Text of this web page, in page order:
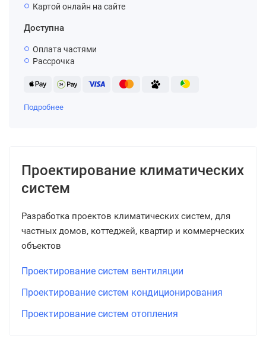
Картой онлайн на сайте
Доступна
Оплата частями
Рассрочка
Подробнее
Проектирование климатических
систем
Разработка проектов климатических систем, для
частных домов, коттеджей, квартир и коммерческих
объектов
Проектирование систем вентиляции
Проектирование систем кондиционирования
Проектирование систем отопления